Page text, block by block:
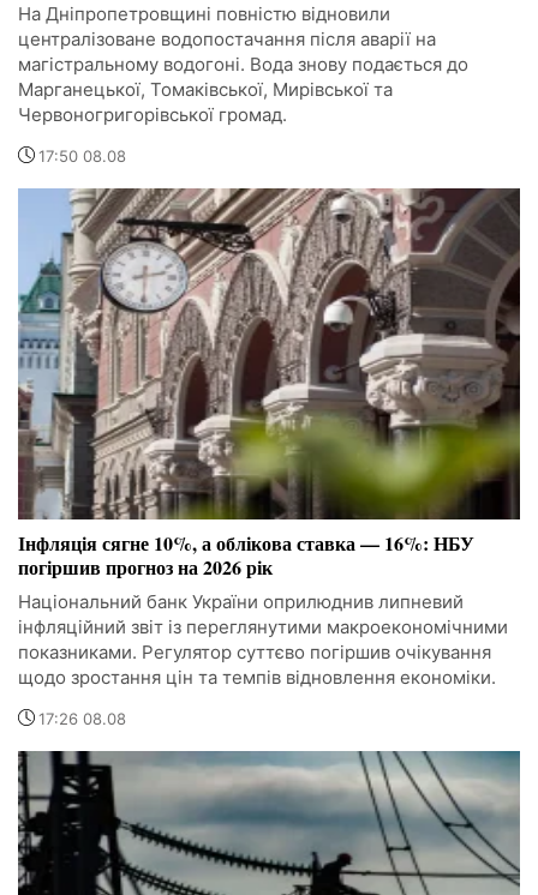
На Дніпропетровщині повністю відновили
централізоване водопостачання після аварії на
магістральному водогоні. Вода знову подається до
Марганецької, Томаківської, Мирівської та
Червоногригорівської громад.
17:50 08.08
Інфляція сягне 10%, а облікова ставка — 16%: НБУ
погіршив прогноз на 2026 рік
Національний банк України оприлюднив липневий
інфляційний звіт із переглянутими макроекономічними
показниками. Регулятор суттєво погіршив очікування
щодо зростання цін та темпів відновлення економіки.
17:26 08.08